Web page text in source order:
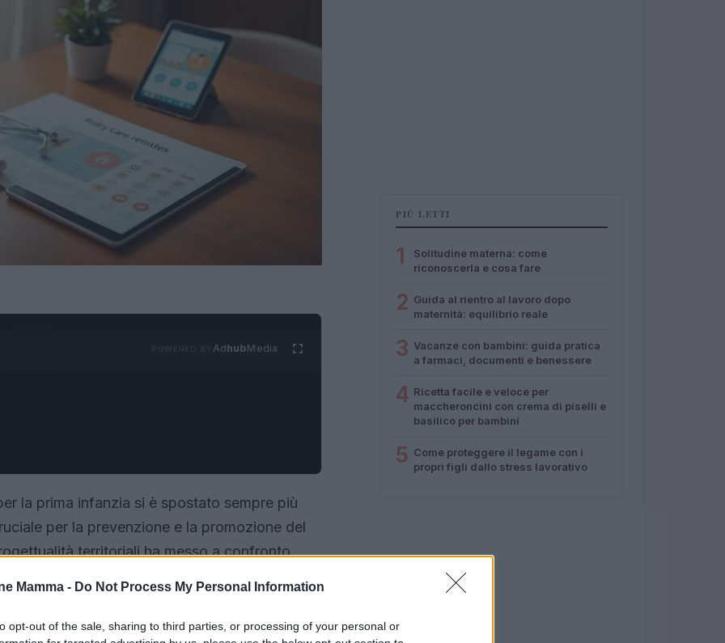
Mamma - Do Not Process My Personal Information
opt-out of the sale, sharing to third parties, or processing of your personal or
AdhubMedia
la prima infanzia si è spostato sempre più
per la prevenzione e la promozione del
territoriali ha messo a confronto
per mappare bisogni, ostacoli
bambini 0-3 anni e alle loro famiglie.
PIÙ LETTI
1
Solitudine materna: come
riconoscerla e cosa fare
2 Guida al rientro al lavoro dopo
maternità: equilibrio reale
3 Vacanze con bambini: guida pratica
a farmaci, documenti e benessere
4 Ricetta facile e veloce per
maccheroncini con crema di piselli e
basilico per bambini
5 Come proteggere il legame con i
propri figli dallo stress lavorativo